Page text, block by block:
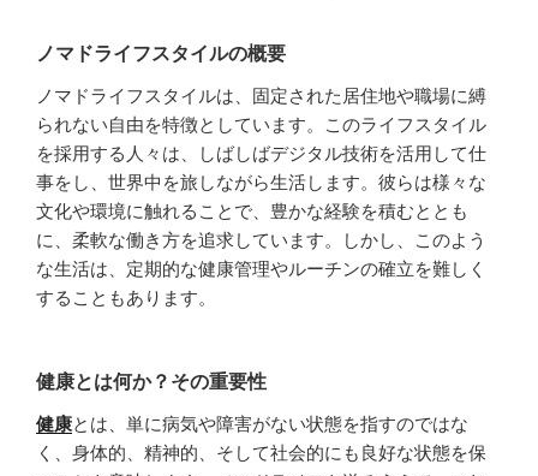
ノマドライフスタイルの概要
ノマドライフスタイルは、固定された居住地や職場に縛
られない自由を特徴としています。このライフスタイル
を採用する人々は、しばしばデジタル技術を活用して仕
事をし、世界中を旅しながら生活します。彼らは様々な
文化や環境に触れることで、豊かな経験を積むととも
に、柔軟な働き方を追求しています。しかし、このよう
な生活は、定期的な健康管理やルーチンの確立を難しく
することもあります。
健康とは何か？その重要性
健康とは、単に病気や障害がない状態を指すのではな
く、身体的、精神的、そして社会的にも良好な状態を保